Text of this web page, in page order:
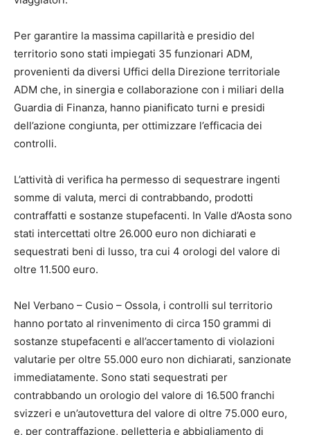
Per garantire la massima capillarità e presidio del
territorio sono stati impiegati 35 funzionari ADM,
provenienti da diversi Uffici della Direzione territoriale
ADM che, in sinergia e collaborazione con i miliari della
Guardia di Finanza, hanno pianificato turni e presidi
dell’azione congiunta, per ottimizzare l’efficacia dei
controlli.
L’attività di verifica ha permesso di sequestrare ingenti
somme di valuta, merci di contrabbando, prodotti
contraffatti e sostanze stupefacenti. In Valle d’Aosta sono
stati intercettati oltre 26.000 euro non dichiarati e
sequestrati beni di lusso, tra cui 4 orologi del valore di
oltre 11.500 euro.
Nel Verbano – Cusio – Ossola, i controlli sul territorio
hanno portato al rinvenimento di circa 150 grammi di
sostanze stupefacenti e all’accertamento di violazioni
valutarie per oltre 55.000 euro non dichiarati, sanzionate
immediatamente. Sono stati sequestrati per
contrabbando un orologio del valore di 16.500 franchi
svizzeri e un’autovettura del valore di oltre 75.000 euro,
e, per contraffazione, pelletteria e abbigliamento di